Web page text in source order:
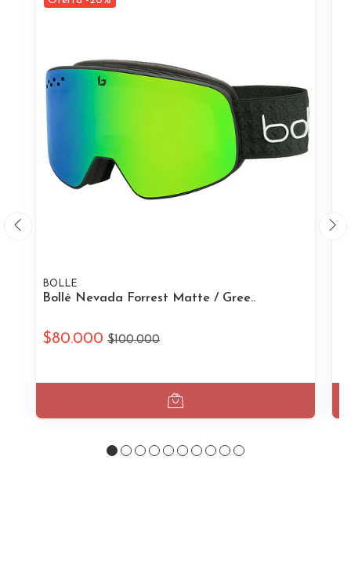
BOLLE
Bollé Nevada Forrest Matte / Gree..
$80.000 $100.000